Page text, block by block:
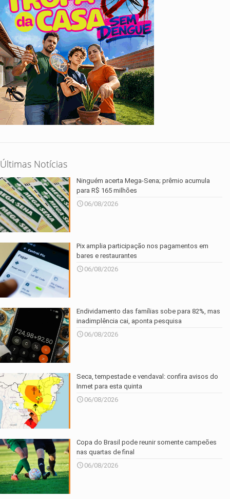
Últimas Notícias
Ninguém acerta Mega-Sena; prêmio acumula
para R$ 165 milhões
06/08/2026
Pix amplia participação nos pagamentos em
bares e restaurantes
06/08/2026
Endividamento das famílias sobe para 82%, mas
inadimplência cai, aponta pesquisa
06/08/2026
Seca, tempestade e vendaval: confira avisos do
Inmet para esta quinta
06/08/2026
Copa do Brasil pode reunir somente campeões
nas quartas de final
06/08/2026